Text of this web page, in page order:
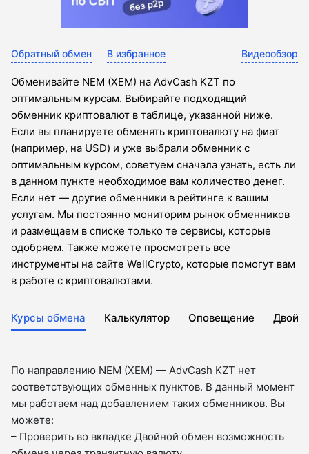
Обратный обмен В избранное Видеообзор
Обменивайте NEM (XEM) на AdvCash KZT по
оптимальным курсам. Выбирайте подходящий
обменник криптовалют в таблице, указанной ниже.
Если вы планируете обменять криптовалюту на фиат
(например, на USD) и уже выбрали обменник с
оптимальным курсом, советуем сначала узнать, есть ли
в данном пункте необходимое вам количество денег.
Если нет — другие обменники в рейтинге к вашим
услугам. Мы постоянно мониторим рынок обменников
и размещаем в списке только те сервисы, которые
одобряем. Также можете просмотреть все
инструменты на сайте WellCrypto, которые помогут вам
в работе с криптовалютами.
Курсы обмена Калькулятор Оповещение
По направлению NEM (XEM) — AdvCash KZT нет
соответствующих обменных пунктов. В данный момент
мы работаем над добавлением таких обменников. Вы
можете:
– Проверить во вкладкe Двойной обмен возможность